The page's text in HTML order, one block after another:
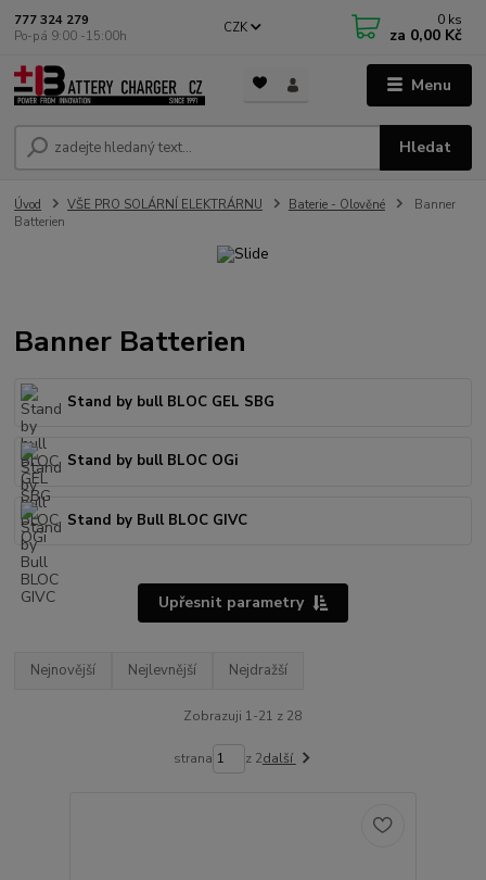
Menu
CZK
Hledat
777 324 279
Po-pá 9:00 -15:00h
0 ks
za 0,00 Kč
Úvod VŠE PRO SOLÁRNÍ ELEKTRÁRNU Baterie - Olověné
Banner
Batterien
Banner Batterien
Stand by bull BLOC GEL SBG
Stand by bull BLOC OGi
Stand by Bull BLOC GIVC
Upřesnit parametry
Nejnovější Nejlevnější Nejdražší
Zobrazuji 1-21 z 28
strana z 2další